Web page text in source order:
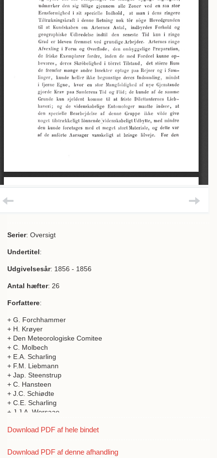
Serier: Oversigt
Undertitel:
Udgivelsesår: 1856 - 1856
Antal hæfter: 26
Forfattere:
+ G. Forchhammer
+ H. Krøyer
+ Den Meteorologiske Comitee
+ C. Molbech
+ E.A. Scharling
+ F.M. Liebmann
+ Jap. Steenstrup
+ C. Hansteen
+ J.C. Schiødte
+ C.E. Scharling
+ J.J.A. Worsaae
Download PDF af hele bindet
Download PDF af denne afhandling